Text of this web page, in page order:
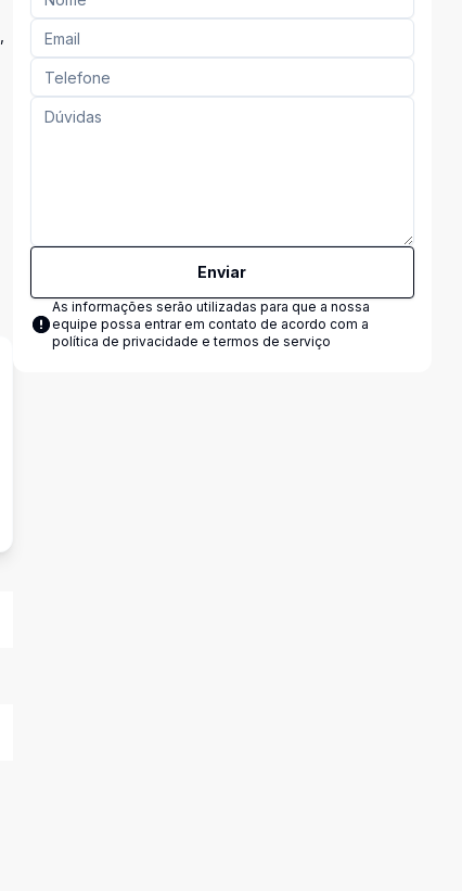
Enviar
As informações serão utilizadas para que a nossa
equipe possa entrar em contato de acordo com a
política de privacidade e termos de serviço